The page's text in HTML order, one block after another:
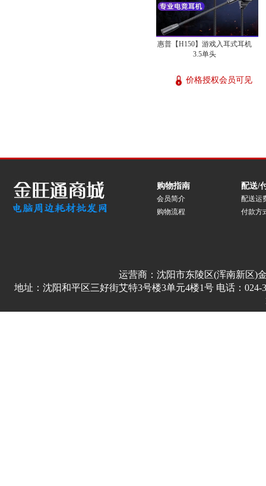
惠普【H150】游戏入耳式耳机
3.5单头
价格授权会员可见
购物指南
会员简介
购物流程
配送/
配送运
付款方
运营商：沈阳市东陵区(浑南新区)
地址：沈阳和平区三好街艾特3号楼3单元4楼1号 电话：024-